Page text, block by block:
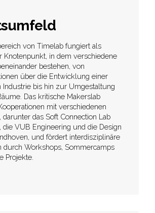
von Timelab fungiert als
Knotenpunkt, in dem verschiedene
bestehen, von
über die Entwicklung einer
Industrie bis hin zur Umgestaltung
Das kritische Makerslab
mit verschiedenen
darunter das Soft Connection Lab
die VUB Engineering und die Design
und fördert interdisziplinäre
durch Workshops, Sommercamps
Projekte.